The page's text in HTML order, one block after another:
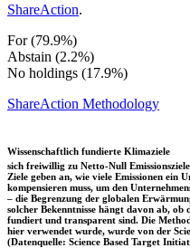
ShareAction.
For (79.9%)
Abstain (2.2%)
No holdings (17.9%)
ShareAction Methodology
Wissenschaftlich fundierte Klimaziele
sich freiwillig zu Netto-Null
Ziele geben an, wie viele Emissionen ein
kompensieren muss, um den
– die Begrenzung der globalen
solcher Bekenntnisse hängt davon ab, ob
fundiert und transparent sind. Die
hier verwendet wurde, wurde von der
(Datenquelle: Science Based Target